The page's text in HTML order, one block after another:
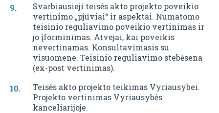
Svarbiausieji teisės akto projekto poveikio
vertinimo „pjūviai“ ir aspektai. Numatomo
teisinio reguliavimo poveikio vertinimas ir
jo įforminimas. Atvejai, kai poveikis
nevertinamas. Konsultavimasis su
visuomene. Teisinio reguliavimo stebėsena
(ex-post vertinimas).
Teisės akto projekto teikimas Vyriausybei.
Projekto vertinimas Vyriausybės
kanceliarijoje.